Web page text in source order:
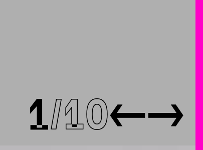
1 10←→